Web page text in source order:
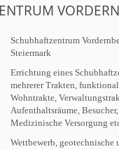
Schubhaftzentrum
Steiermark
Errichtung eines
mehrerer Trakten,
Wohntrakte,
Aufenthaltsräume,
Medizinische Versorgung
Wettbewerb,